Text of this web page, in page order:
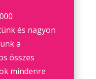
és nagyon
a
összes
mindenre